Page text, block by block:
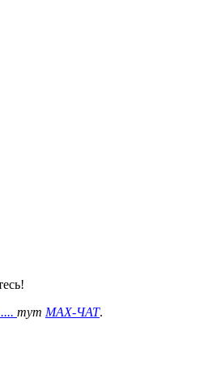
тут MAX-ЧАТ.